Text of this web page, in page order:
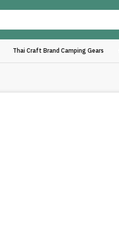
Thai Craft Brand Camping Gears